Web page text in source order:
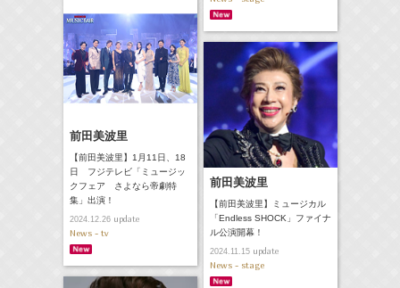
前田美波里
【前田美波里】1月11日、18
日 フジテレビ「ミュージッ
クフェア さよなら帝劇特
集」出演！
2024.12.26update
News - tv
前田美波里
【前田美波里】ミュージカル
「Endless SHOCK」ファイナ
ル公演開幕！
2024.11.15update
News - stage